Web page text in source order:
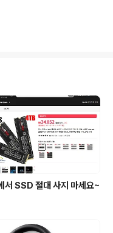
서 SSD 절대 사지 마세요~